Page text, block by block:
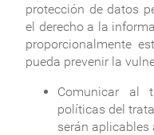
protección de datos
el derecho a la
proporcionalmente
pueda prevenir la
Comunicar al
políticas del
serán aplicables